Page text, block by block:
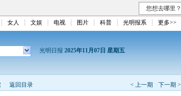
您想去哪里？
女人 文娱 电视 图片 科普 光明报系 更多>>
光明日报 2025年11月07日 星期五
< 上一期 下一期 >
返回目录